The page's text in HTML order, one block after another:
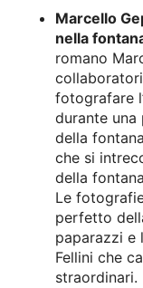
Marcello
nella
romano
fotografare
durante una
della
che si
della
Le
perfetto
paparazzi e
Fellini che
straordinari.